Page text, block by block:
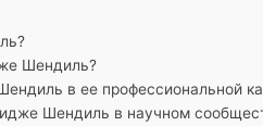
Шендиль?
в ее профессиональной
Шендиль в научном